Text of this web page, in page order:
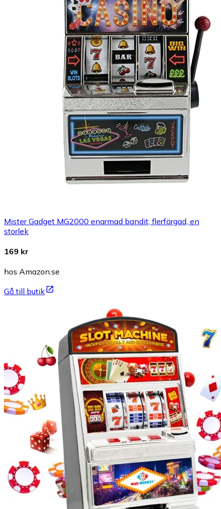
Mister Gadget MG2000 enarmad bandit, flerfärgad, en
storlek
169 kr
hos Amazon.se
Gå till butik